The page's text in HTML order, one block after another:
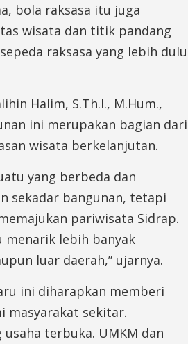
bola raksasa itu juga
wisata dan titik pandang
raksasa yang lebih dulu
Halim, S.Th.I., M.Hum.,
ini merupakan bagian dari
wisata berkelanjutan.
yang berbeda dan
sekadar bangunan, tetapi
pariwisata Sidrap.
menarik lebih banyak
luar daerah,” ujarnya.
ini diharapkan memberi
masyarakat sekitar.
terbuka. UMKM dan